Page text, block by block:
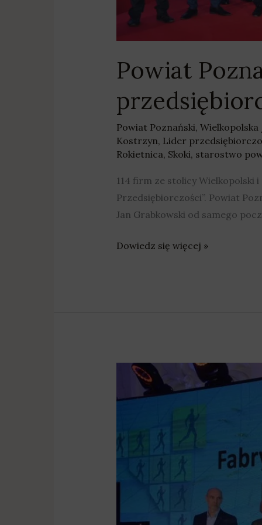
Powiat
Powiat Poznański, Wielkopolska
Kostrzyn, Lider
Rokietnica, Skoki, starostwo
114 firm ze stolicy Wielkopolski
Przedsiębiorczości”. Powiat
Jan Grabkowski od samego
Dowiedz się więcej »
Liderzy
przedsiębiorczości